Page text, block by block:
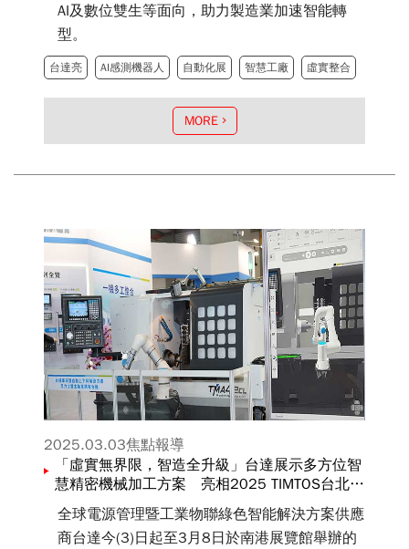
AI及數位雙生等面向，助力製造業加速智能轉
型。
台達亮 AI感測機器人 自動化展 智慧工廠 虛實整合
MORE
2025.03.03焦點報導
「虛實無界限，智造全升級」台達展示多方位智
慧精密機械加工方案 亮相2025 TIMTOS台北國
際工具機展
全球電源管理暨工業物聯綠色智能解決方案供應
商台達今(3)日起至3月8日於南港展覽館舉辦的